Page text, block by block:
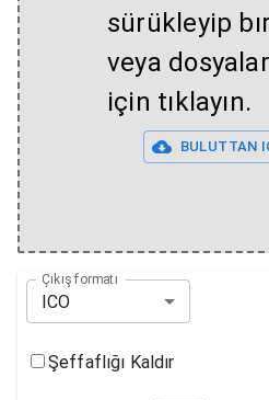
sürükleyip
veya
için tıklayın.
BULUTTAN
Çıkış formatı
ICO
Şeffaflığı Kaldır